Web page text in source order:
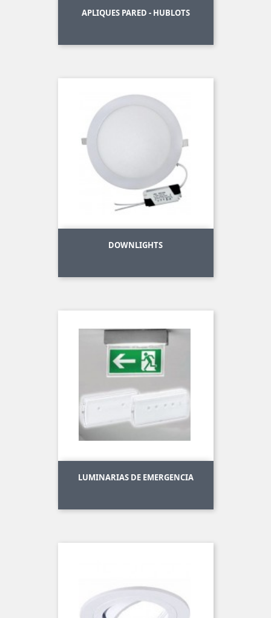
APLIQUES PARED - HUBLOTS
DOWNLIGHTS
LUMINARIAS DE EMERGENCIA